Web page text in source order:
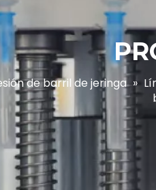
de barril de jeringa »